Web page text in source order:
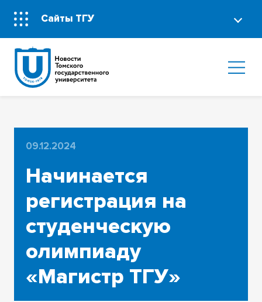
Сайты ТГУ
09.12.2024
Начинается
регистрация на
студенческую
олимпиаду
«Магистр ТГУ»